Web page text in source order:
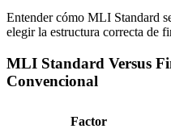
Entender cómo MLI Standard
elegir la estructura correcta de
MLI Standard Versus
Convencional
Factor